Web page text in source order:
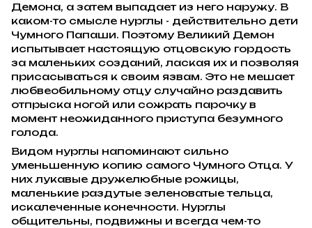
Демона, а затем выпадает из него наружу. В
каком-то смысле нурглы - действительно дети
Чумного Папаши. Поэтому Великий Демон
испытывает настоящую отцовскую гордость
за маленьких созданий, лаская их и позволяя
присасываться к своим язвам. Это не мешает
любвеобильному отцу случайно раздавить
отпрыска ногой или сожрать парочку в
момент неожиданного приступа безумного
голода.
Видом нурглы напоминают сильно
уменьшенную копию самого Чумного Отца. У
них лукавые дружелюбные рожицы,
маленькие раздутые зеленоватые тельца,
искалеченные конечности. Нурглы
общительны, подвижны и всегда чем-то